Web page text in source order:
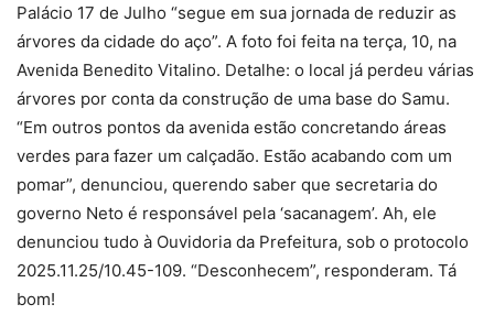
Palácio 17 de Julho “segue em sua jornada de reduzir as
árvores da cidade do aço”. A foto foi feita na terça, 10, na
Avenida Benedito Vitalino. Detalhe: o local já perdeu várias
árvores por conta da construção de uma base do Samu.
“Em outros pontos da avenida estão concretando áreas
verdes para fazer um calçadão. Estão acabando com um
pomar”, denunciou, querendo saber que secretaria do
governo Neto é responsável pela ‘sacanagem’. Ah, ele
denunciou tudo à Ouvidoria da Prefeitura, sob o protocolo
2025.11.25/10.45-109. “Desconhecem”, responderam. Tá
bom!